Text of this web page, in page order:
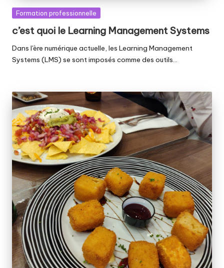
Posted
Formation professionnelle
c’est quoi le Learning Management Systems
Dans l'ère numérique actuelle, les Learning Management
Systems (LMS) se sont imposés comme des outils…